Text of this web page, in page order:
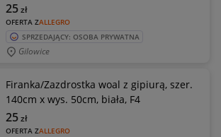
OFERTA ZALLEGRO
25zł
SPRZEDAJĄCY: OSOBA PRYWATNA
Gilowice
Firanka/Zazdrostka woal z gipiurą, szer.
140cm x wys. 50cm, biała, F4
OFERTA ZALLEGRO
25zł